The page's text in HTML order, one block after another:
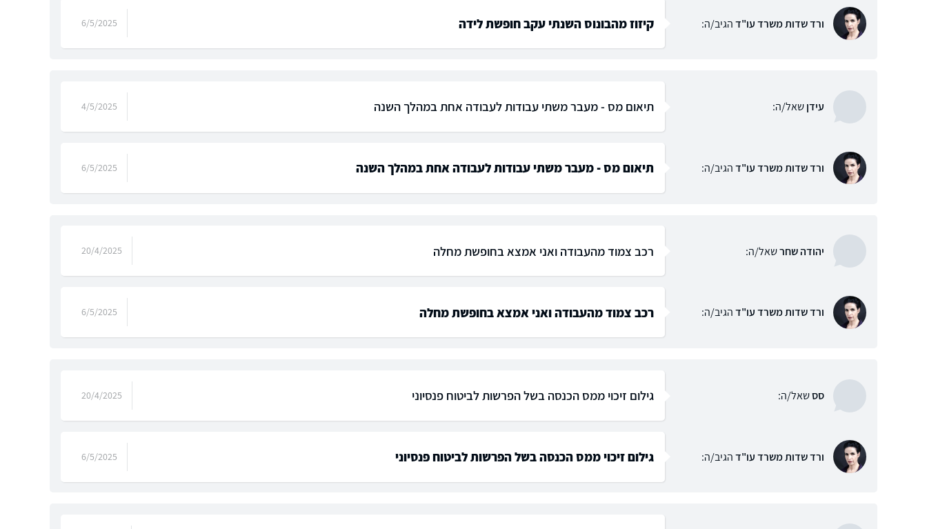
ורד שדות משרד עו"דהגיב/ה: קיזוז מהבונוס השנתי עקב חופשת לידה 6/5/2025
עידןשאל/ה: תיאום מס - מעבר משתי עבודות לעבודה אחת במהלך השנה 4/5/2025
ורד שדות משרד עו"דהגיב/ה: תיאום מס - מעבר משתי עבודות לעבודה אחת במהלך השנה 6/5/2025
יהודה שחרשאל/ה: רכב צמוד מהעבודה ואני אמצא בחופשת מחלה 20/4/2025
ורד שדות משרד עו"דהגיב/ה: רכב צמוד מהעבודה ואני אמצא בחופשת מחלה 6/5/2025
ססשאל/ה: גילום זיכוי ממס הכנסה בשל הפרשות לביטוח פנסיוני 20/4/2025
ורד שדות משרד עו"דהגיב/ה: גילום זיכוי ממס הכנסה בשל הפרשות לביטוח פנסיוני 6/5/2025